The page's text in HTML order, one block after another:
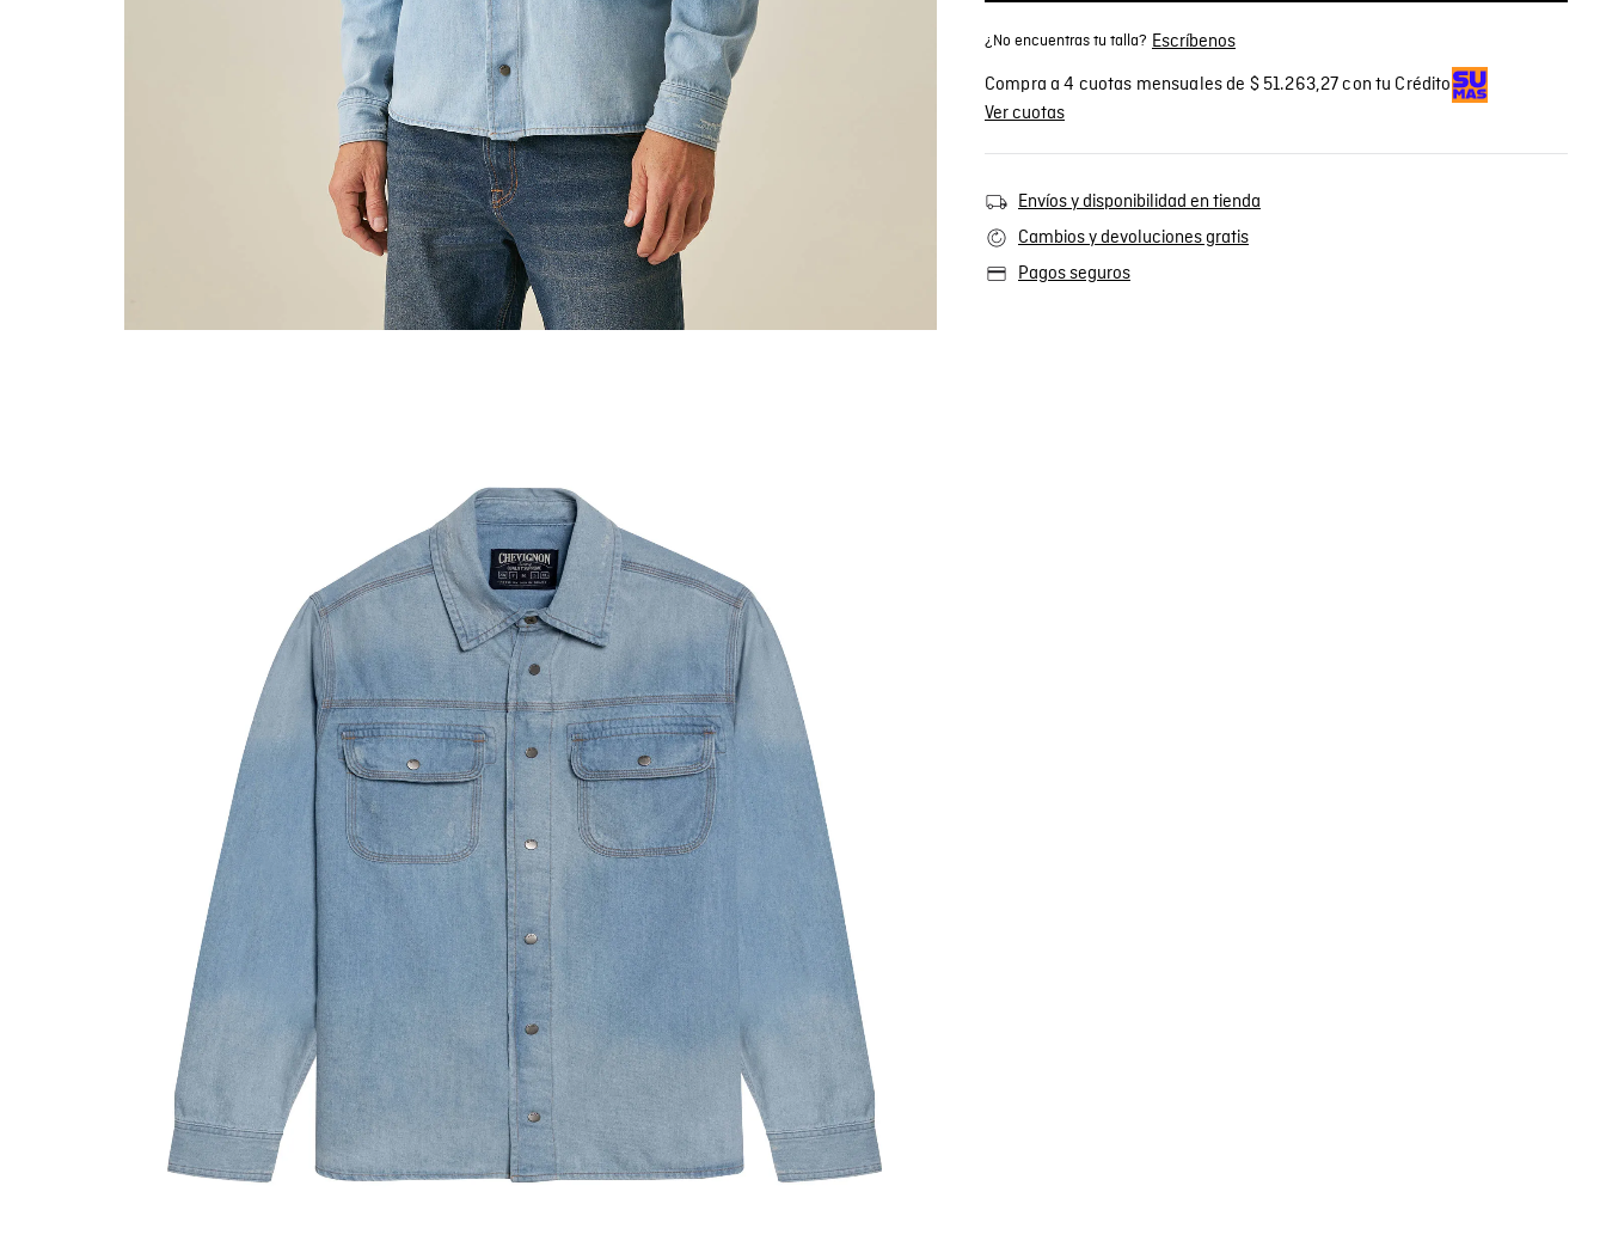
¿No encuentras tu talla? Escríbenos
Compra a 4 cuotas mensuales de $ 51.263,27 con tu Crédito
Ver cuotas
Envíos y disponibilidad en tienda
Cambios y devoluciones gratis
Pagos seguros